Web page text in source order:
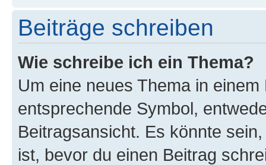
Beiträge schreiben
Wie schreibe ich ein Thema?
Um eine neues Thema in
entsprechende Symbol,
Beitragsansicht. Es könnte
ist, bevor du einen Beitrag